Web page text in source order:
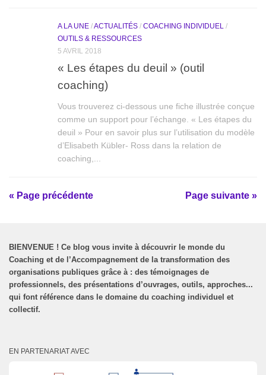
A LA UNE /ACTUALITÉS / COACHING INDIVIDUEL /
OUTILS & RESSOURCES
5 AVRIL 2018
« Les étapes du deuil » (outil
coaching)
Vous trouverez ci-dessous une fiche illustrée conçue
comme un support pour l’échange. « Les étapes du
deuil » Pour en savoir plus sur l’utilisation du modèle
d’Elisabeth Kübler- Ross dans la relation de
coaching,...
« Page précédente Page suivante »
BIENVENUE ! Ce blog vous invite à découvrir le monde du
Coaching et de l’Accompagnement de la transformation des
organisations publiques grâce à : des témoignages de
professionnels, des présentations d’ouvrages, outils, approches...
qui font référence dans le domaine du coaching individuel et
collectif.
EN PARTENARIAT AVEC